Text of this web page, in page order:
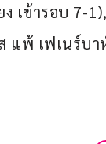
ง เข้ารอบ 7-
แพ้ เฟเนร์บ